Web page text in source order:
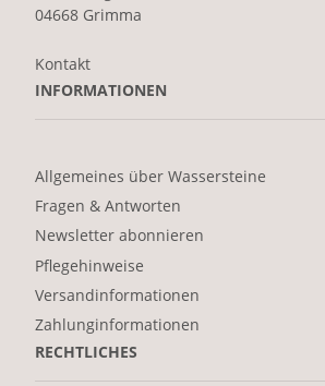
04668 Grimma
Kontakt
INFORMATIONEN
Allgemeines über Wassersteine
Fragen & Antworten
Newsletter abonnieren
Pflegehinweise
Versandinformationen
Zahlunginformationen
RECHTLICHES